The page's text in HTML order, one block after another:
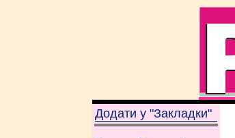
Додати у "Закладки"